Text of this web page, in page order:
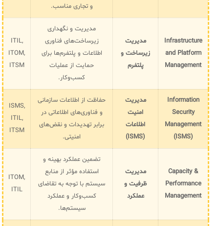
و تجاری مناسب.
Infrastructure
and Platform
Management
مدیریت
زیرساخت و
پلتفرم
مدیریت و نگهداری
زیرساخت‌های فناوری
اطلاعات و پلتفرم‌ها برای
حمایت از عملیات
کسب‌وکار.
ITIL,
ITOM,
ITSM
Information
Security
Management
(ISMS)
مدیریت
امنیت
اطلاعات
(ISMS)
حفاظت از اطلاعات سازمانی
و فناوری‌های اطلاعاتی در
برابر تهدیدات و نقض‌های
امنیتی.
ISMS,
ITIL,
ITSM
Capacity &
Performance
Management
مدیریت
ظرفیت و
عملکرد
تضمین عملکرد بهینه و
استفاده مؤثر از منابع
سیستم با توجه به تقاضای
کسب‌وکار و عملکرد
سیستم‌ها.
ITOM,
ITIL